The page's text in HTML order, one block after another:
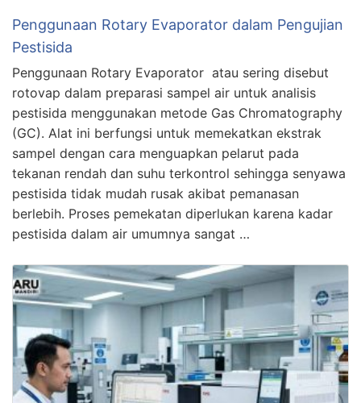
Penggunaan Rotary Evaporator dalam Pengujian
Pestisida
Penggunaan Rotary Evaporator atau sering disebut
rotovap dalam preparasi sampel air untuk analisis
pestisida menggunakan metode Gas Chromatography
(GC). Alat ini berfungsi untuk memekatkan ekstrak
sampel dengan cara menguapkan pelarut pada
tekanan rendah dan suhu terkontrol sehingga senyawa
pestisida tidak mudah rusak akibat pemanasan
berlebih. Proses pemekatan diperlukan karena kadar
pestisida dalam air umumnya sangat …